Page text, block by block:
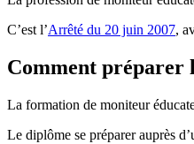
C’est l’Arrêté du 20 juin 2007,
Comment préparer
La formation de moniteur
Le diplôme se préparer auprès